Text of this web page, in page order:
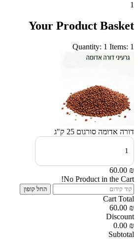
1
Your Product Basket
Quantity: 1 Items: 1
דורה אדומה סורגום 25 ק"ג
כמות
של
אדומה
סורגום
25
ק"ג
60.00 ₪
No Product in the Cart!
החל קופון
Cart Total
60.00 ₪
Discount
0.00 ₪
Subtotal